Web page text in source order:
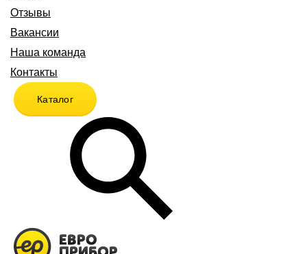
Отзывы
Вакансии
Наша команда
Контакты
Каталог